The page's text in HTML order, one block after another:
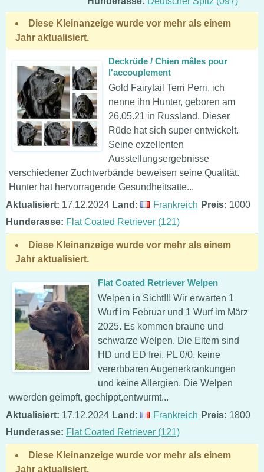
Diese Kleinanzeige wurde vor mehr als einem
Jahr aktualisiert.
Deckrüde / Chien mâles pour
l'accouplement
Gold Fairytail Terri Perri, ich
nenne ihn Hunter, geboren am
26.05.21 in Russland. Dieser
Rüde hat sich super entwickelt.
Seine exzellenten
Ausstellungsergebnisse
verschiedener Zuchtverbände beweisen seine Qualität.
Hunter hat hervorragende Gesundheitsatte...
Aktualisiert: 17.12.2024 Land: Frankreich Preis: 1000
Hunderasse: Flat Coated Retriever (121)
Diese Kleinanzeige wurde vor mehr als einem
Jahr aktualisiert.
Flat Coated Retriever Welpen
Welpen in Sicht!!! Wir erwarten 1
Wurf im Februar und 1 Wurf im März
2025. Es kommen braune und
schwarze Welpen. Die Eltern sind
HD und ED frei, PL 0/0, keine
vererbbaren Augenerkrankungen
und keine Allergien. Die Welpen
wwerden geimpft, gechippt,entwurmt...
Aktualisiert: 17.12.2024 Land: Frankreich Preis: 1800
Hunderasse: Flat Coated Retriever (121)
Diese Kleinanzeige wurde vor mehr als einem
Jahr aktualisiert.